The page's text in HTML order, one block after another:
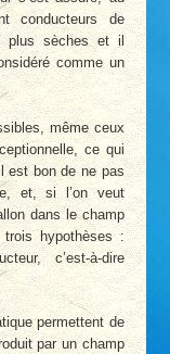
conducteurs de
plus sèches et il
comme un
même ceux
ce qui
est bon de ne pas
et, si l’on veut
dans le champ
hypothèses :
c’est-à-dire
permettent de
par un champ